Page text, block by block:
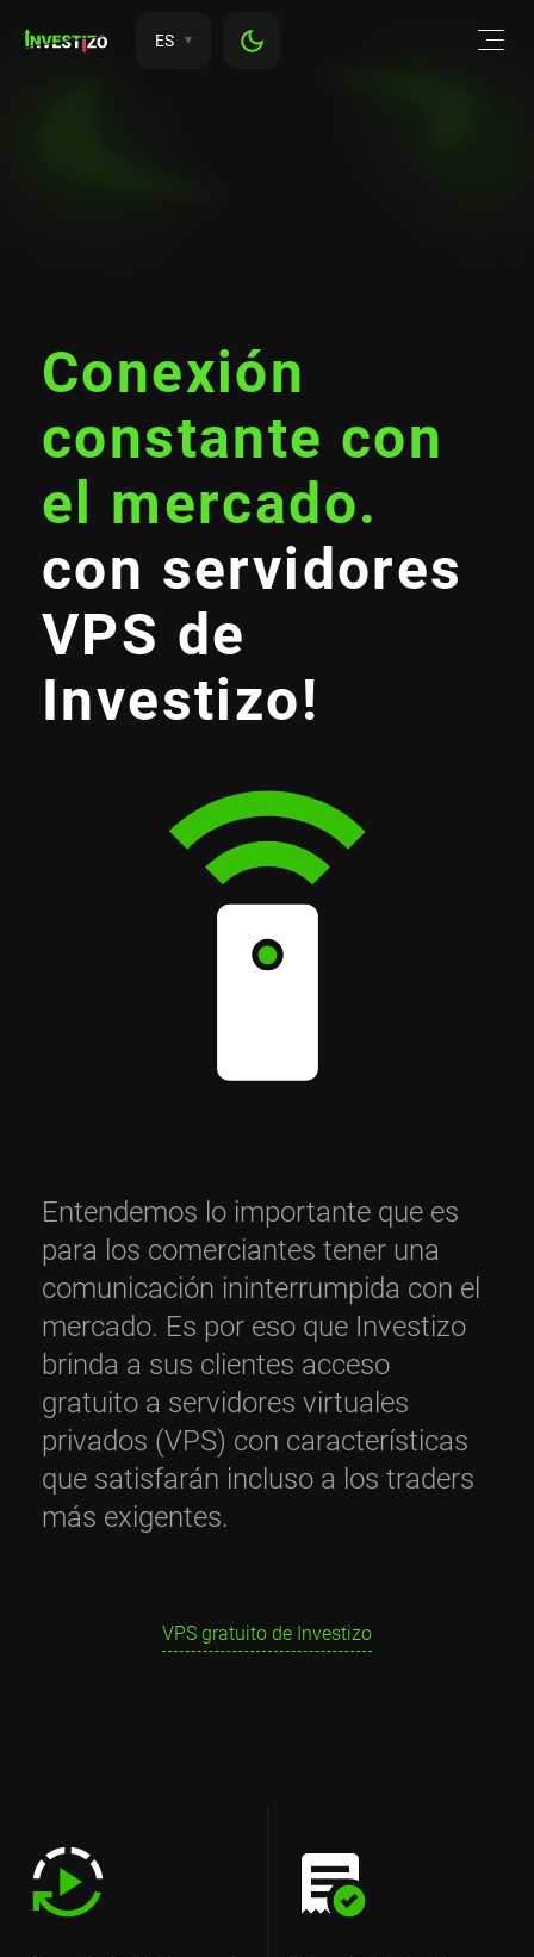
ES
Conexión
constante con
el mercado.
con servidores
VPS de
Investizo!
Entendemos lo importante que es
para los comerciantes tener una
comunicación ininterrumpida con el
mercado. Es por eso que Investizo
brinda a sus clientes acceso
gratuito a servidores virtuales
privados (VPS) con características
que satisfarán incluso a los traders
más exigentes.
VPS gratuito de Investizo